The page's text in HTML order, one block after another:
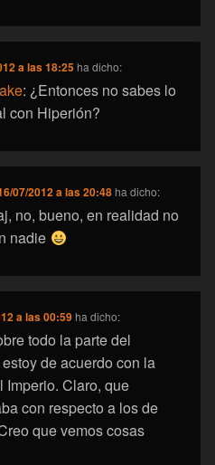
a las 18:25 ha dicho:
: ¿Entonces no sabes lo
con Hiperión?
07/2012 a las 20:48 ha dicho:
no, bueno, en realidad no
nadie
a las 00:59 ha dicho:
todo la parte del
de acuerdo con la
Imperio. Claro, que
con respecto a los de
que vemos cosas